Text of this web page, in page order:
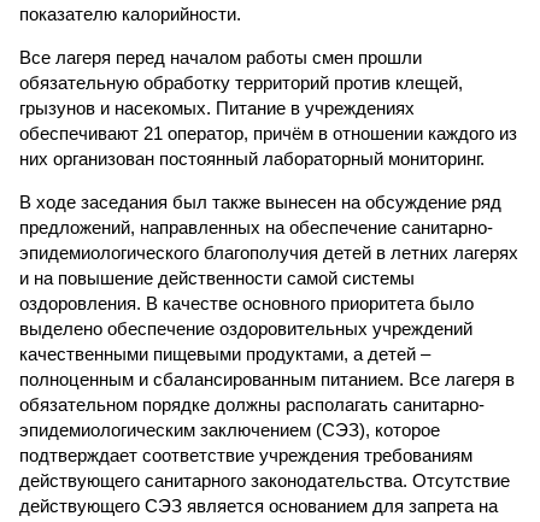
показателю калорийности.
Все лагеря перед началом работы смен прошли
обязательную обработку территорий против клещей,
грызунов и насекомых. Питание в учреждениях
обеспечивают 21 оператор, причём в отношении каждого из
них организован постоянный лабораторный мониторинг.
В ходе заседания был также вынесен на обсуждение ряд
предложений, направленных на обеспечение санитарно-
эпидемиологического благополучия детей в летних лагерях
и на повышение действенности самой системы
оздоровления. В качестве основного приоритета было
выделено обеспечение оздоровительных учреждений
качественными пищевыми продуктами, а детей –
полноценным и сбалансированным питанием. Все лагеря в
обязательном порядке должны располагать санитарно-
эпидемиологическим заключением (СЭЗ), которое
подтверждает соответствие учреждения требованиям
действующего санитарного законодательства. Отсутствие
действующего СЭЗ является основанием для запрета на